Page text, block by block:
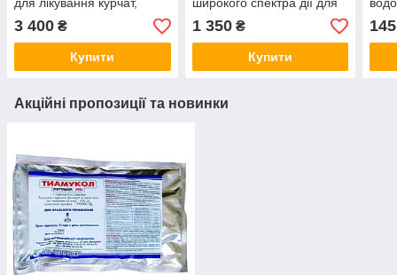
для лікування курчат,
бройлерів, індит, гусенят,
каченята, телят і поросят
3 400 ₴
Купити
широкого спектра дії для
курчат, бройлерів,
ремонтного молодняка
1 350₴
Купити
для
145
Акційні пропозиції та новинки